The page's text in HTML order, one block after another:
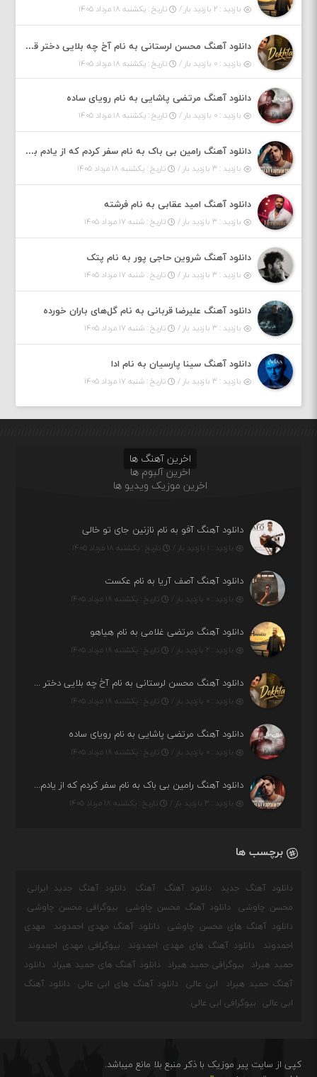
بازدید : ۲ بازدید بار / تاریخ : یکشنبه ۱۸ مرداد ۱۴۰۵
دانلود آهنگ محسن لرستانی به نام آخ چه بلایی دختر قشنگ و ماهی دختر (هوش مصنوعی)
بازدید : ۰ بازدید بار / تاریخ : یکشنبه ۱۸ مرداد ۱۴۰۵
دانلود آهنگ مرتضی پاشایی به نام رویای ساده
بازدید : ۰ بازدید بار / تاریخ : یکشنبه ۱۸ مرداد ۱۴۰۵
دانلود آهنگ رامین بی باک به نام سفر کردم که از یادم بری دیدم نمیشه
بازدید : ۳ بازدید بار / تاریخ : یکشنبه ۱۸ مرداد ۱۴۰۵
دانلود آهنگ امید عقابی به نام فرشته
بازدید : ۳ بازدید بار / تاریخ : شنبه ۱۷ مرداد ۱۴۰۵
دانلود آهنگ شروین حاجی پور به نام پتک
بازدید : ۳ بازدید بار / تاریخ : شنبه ۱۷ مرداد ۱۴۰۵
دانلود آهنگ علیرضا قربانی به نام گل‌های باران خورده
بازدید : ۳ بازدید بار / تاریخ : شنبه ۱۷ مرداد ۱۴۰۵
دانلود آهنگ سینا پارسیان به نام ادا
بازدید : ۳ بازدید بار / تاریخ : شنبه ۱۷ مرداد ۱۴۰۵
اخرین آهنگ ها
اخرین آلبوم ها
اخرین موزیک ویدیو ها
دانلود آهنگ آفو به نام نازنین جای تو خالی
بازدید : ۱ بازدید بار / تاریخ : یکشنبه ۱۸ مرداد ۱۴۰۵
دانلود آهنگ آصف آریا به نام عکست
بازدید : ۰ بازدید بار / تاریخ : یکشنبه ۱۸ مرداد ۱۴۰۵
دانلود آهنگ مرتضی غلامی به نام هیاهو
بازدید : ۲ بازدید بار / تاریخ : یکشنبه ۱۸ مرداد ۱۴۰۵
دانلود آهنگ محسن لرستانی به نام آخ چه بلایی دختر قشنگ و ماهی دختر (هوش مصنوعی)
بازدید : ۰ بازدید بار / تاریخ : یکشنبه ۱۸ مرداد ۱۴۰۵
دانلود آهنگ مرتضی پاشایی به نام رویای ساده
بازدید : ۰ بازدید بار / تاریخ : یکشنبه ۱۸ مرداد ۱۴۰۵
دانلود آهنگ رامین بی باک به نام سفر کردم که از یادم بری دیدم نمیشه
بازدید : ۳ بازدید بار / تاریخ : یکشنبه ۱۸ مرداد ۱۴۰۵
برچسب ها
دانلود آهنگ جدید دانلود آهنگ آهنگ
دانلود آهنگ جدید ایرانی
محسن چاوشی
دانلود آهنگ محسن چاوشی
بیوگرافی محسن چاوشی
دانلود آهنگ های محسن چاوشی
دانلود آهنگ مهدی احمدوند
مهدی
احمدوند
دانلود آهنگ های مهدی احمدوند
بیوگرافی مهدی احمدوند
حمید هیراد
بیوگرافی حمید هیراد دانلود آهنگ های حمید هیراد
دانلود
آهنگ حمید هیراد
ابی عالی دانلود آهنگ های ابی عالی
دانلود آهنگ
ابی عالی
بیوگرافی ابی عالی
کپی از سایت پیر موزیک با ذکر منبع بلا مانع میباشد.